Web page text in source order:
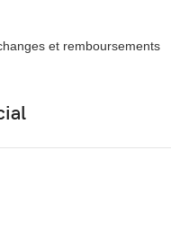
et remboursements